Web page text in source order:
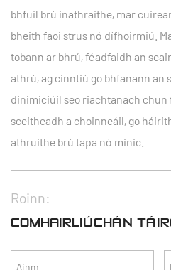
bhfuil brú inathraithe, mar
bheith faoi strus nó dífhoirmiú.
tobann ar bhrú, féadfaidh an
athrú, ag cinntiú go bhfanann an
dinimiciúil seo riachtanach chun
sceitheadh ​​a choinneáil, go
athruithe brú tapa nó minic.
Roinn:
COMHAIRLIÚCHÁN